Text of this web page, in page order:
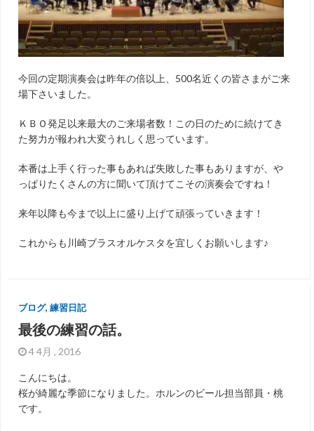
今回の定期演奏会は昨年の倍以上、500名近くの皆さまがご来
場下さいました。
ＫＢＯ発足以来最大のご来場者数！この日のために続けてき
た努力が報われ大変うれしく思っています。
本番は上手く行った事もあれば失敗した事もありますが、や
っぱりたくさんの方に聞いて頂けてこその演奏会ですね！
来年以降も今まで以上に盛り上げて頑張っていきます！
これからも川崎ブラスオルケスタを宜しくお願いします♪
ブログ, 練習日記
最後の練習の話。
4 4月 , 2016
こんにちは。
桜が綺麗な季節になりました。ホルンのビール担当部員・桃
です。